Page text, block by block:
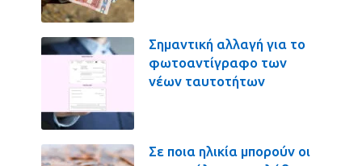
Σημαντική αλλαγή για το
φωτοαντίγραφο των
νέων ταυτοτήτων
Σε ποια ηλικία μπορούν οι